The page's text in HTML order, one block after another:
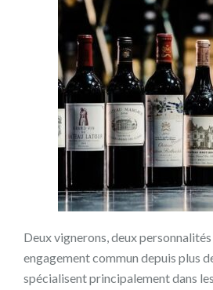
Deux vignerons, deux
engagement commun depuis plus
spécialisent principalement dans